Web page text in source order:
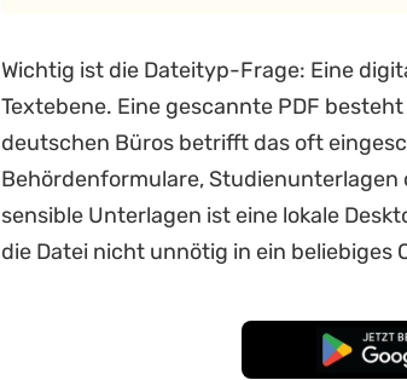
Wichtig ist die Dateityp-Frage: Eine
Textebene. Eine gescannte PDF
deutschen Büros betrifft das oft
Behördenformulare,
sensible Unterlagen ist eine lokale
die Datei nicht unnötig in ein beliebiges
Kostenloser